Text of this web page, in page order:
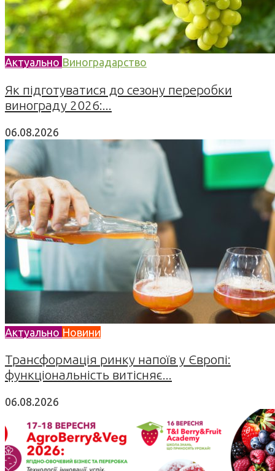
Актуально Виноградарство
Як підготуватися до сезону переробки
винограду 2026:...
06.08.2026
Актуально Новини
Трансформація ринку напоїв у Європі:
функціональність витісняє...
06.08.2026